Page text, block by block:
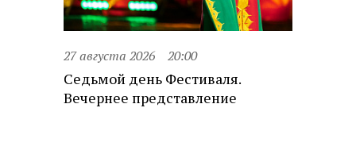
27 августа 2026 20:00
Седьмой день Фестиваля.
Вечернее представление